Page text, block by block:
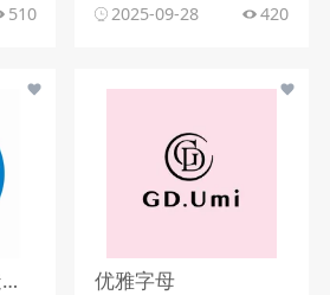
510 2025-09-28 420
红蓝配色，字母造型，文字组合 优雅字母